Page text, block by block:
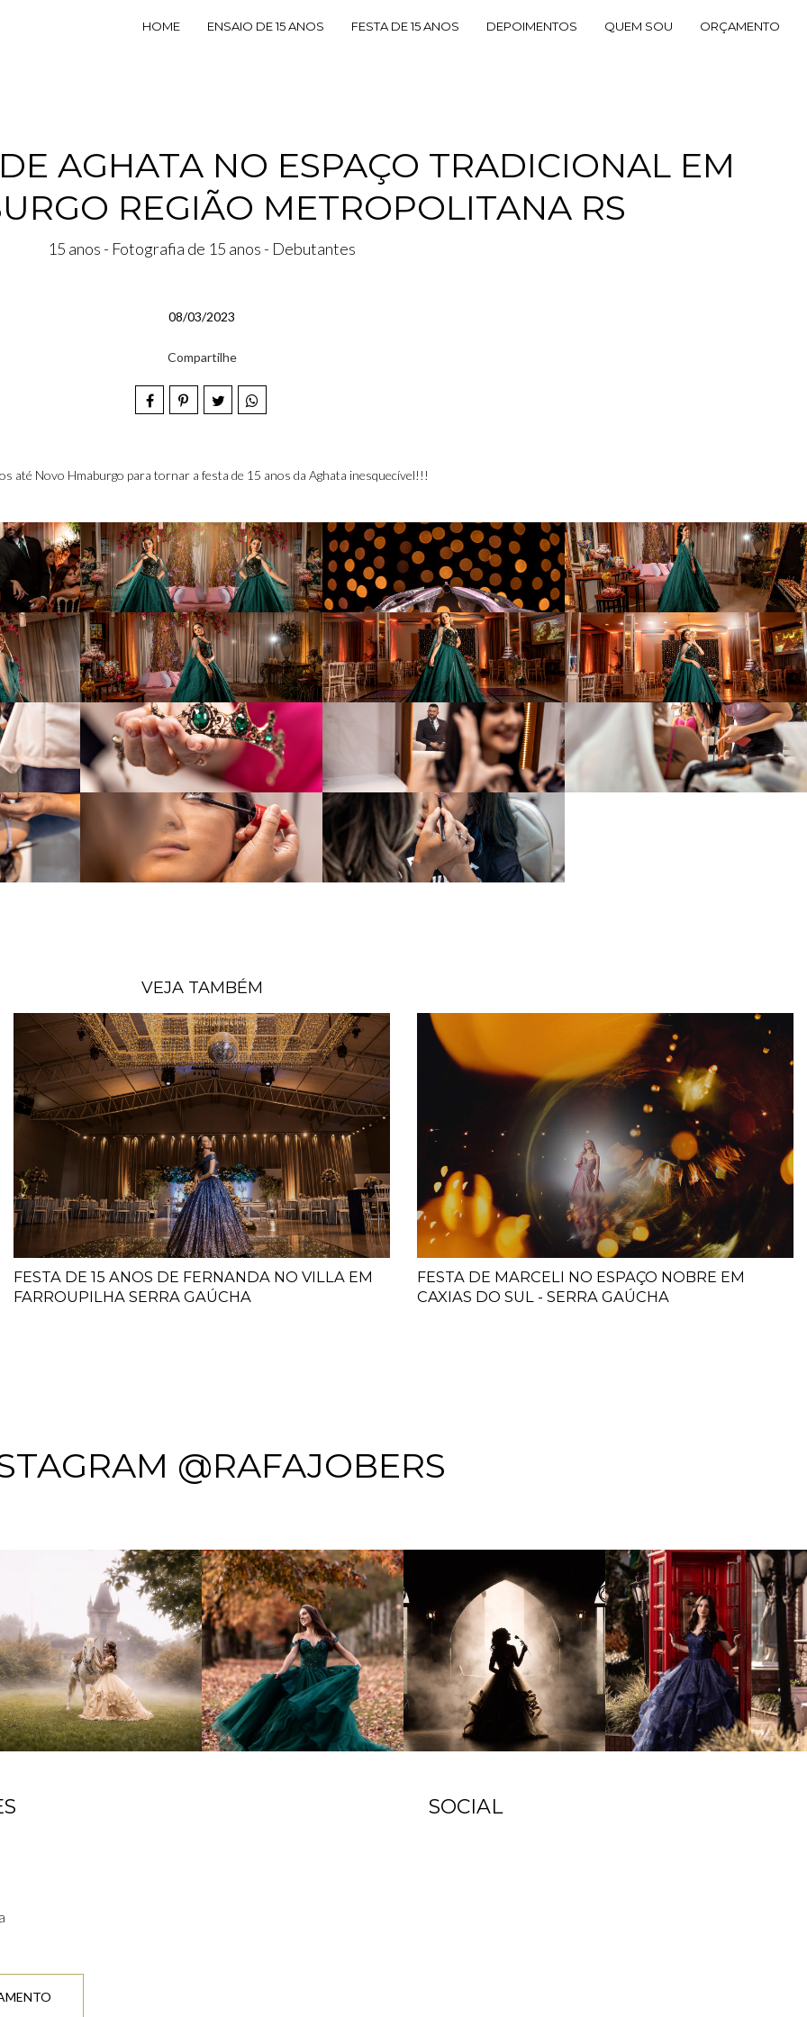
HOME ENSAIO DE 15 ANOS FESTA DE 15 ANOS DEPOIMENTOS QUEM SOU ORÇAMENTO
AGHATA NO ESPAÇO TRADICIONAL EM
REGIÃO METROPOLITANA RS
15 anos - Fotografia de 15 anos - Debutantes
08/03/2023
Compartilhe
até Novo Hmaburgo para tornar a festa de 15 anos da Aghata inesquecível!!!
VEJA TAMBÉM
FESTA DE 15 ANOS DE FERNANDA NO VILLA EM
FARROUPILHA SERRA GAÚCHA
FESTA DE MARCELI NO ESPAÇO NOBRE EM
CAXIAS DO SUL - SERRA GAÚCHA
@RAFAJOBERS
SOCIAL